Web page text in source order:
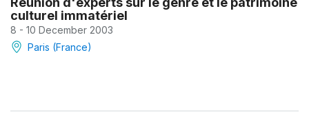
culturel immatériel
8 - 10 December 2003
Paris (France)